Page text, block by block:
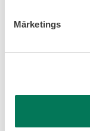
Mārketings